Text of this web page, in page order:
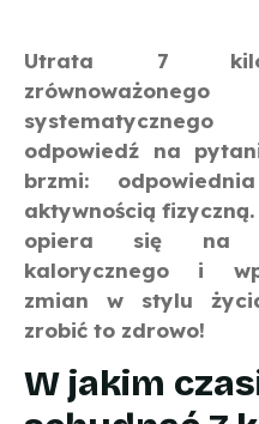
Utrata 7
odpowiedź na
brzmi:
aktywnością
opiera się na
kalorycznego i
zmian w stylu
zrobić to zdrowo!
W jakim